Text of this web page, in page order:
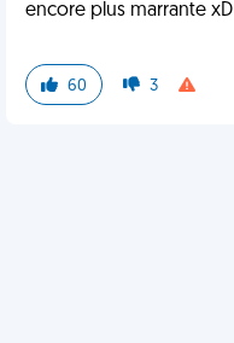
encore plus marrante xD
60 3